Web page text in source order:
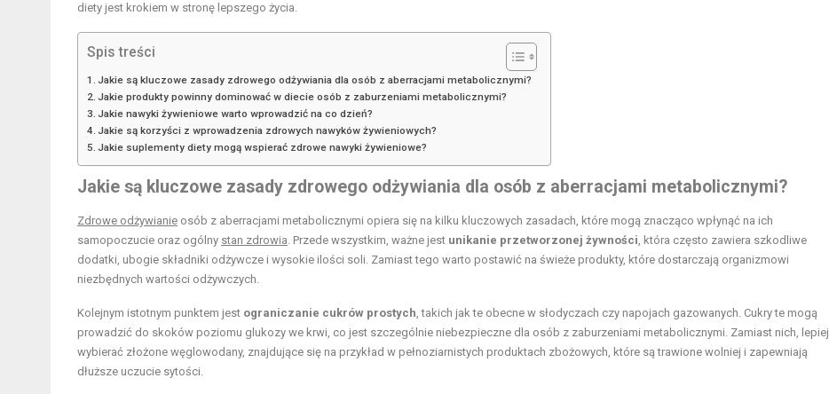
diety jest krokiem w stronę lepszego życia.
Spis treści
Jakie są kluczowe zasady zdrowego odżywiania dla osób z aberracjami metabolicznymi?
Jakie produkty powinny dominować w diecie osób z zaburzeniami metabolicznymi?
Jakie nawyki żywieniowe warto wprowadzić na co dzień?
Jakie są korzyści z wprowadzenia zdrowych nawyków żywieniowych?
Jakie suplementy diety mogą wspierać zdrowe nawyki żywieniowe?
Jakie są kluczowe zasady zdrowego odżywiania dla osób z aberracjami metabolicznymi?
Zdrowe odżywianie osób z aberracjami metabolicznymi opiera się na kilku kluczowych zasadach, które mogą znacząco wpłynąć na ich
samopoczucie oraz ogólny stan zdrowia. Przede wszystkim, ważne jest unikanie przetworzonej żywności, która często zawiera szkodliwe
dodatki, ubogie składniki odżywcze i wysokie ilości soli. Zamiast tego warto postawić na świeże produkty, które dostarczają organizmowi
niezbędnych wartości odżywczych.
Kolejnym istotnym punktem jest ograniczanie cukrów prostych, takich jak te obecne w słodyczach czy napojach gazowanych. Cukry te mogą
prowadzić do skoków poziomu glukozy we krwi, co jest szczególnie niebezpieczne dla osób z zaburzeniami metabolicznymi. Zamiast nich, lepiej
wybierać złożone węglowodany, znajdujące się na przykład w pełnoziarnistych produktach zbożowych, które są trawione wolniej i zapewniają
dłuższe uczucie sytości.